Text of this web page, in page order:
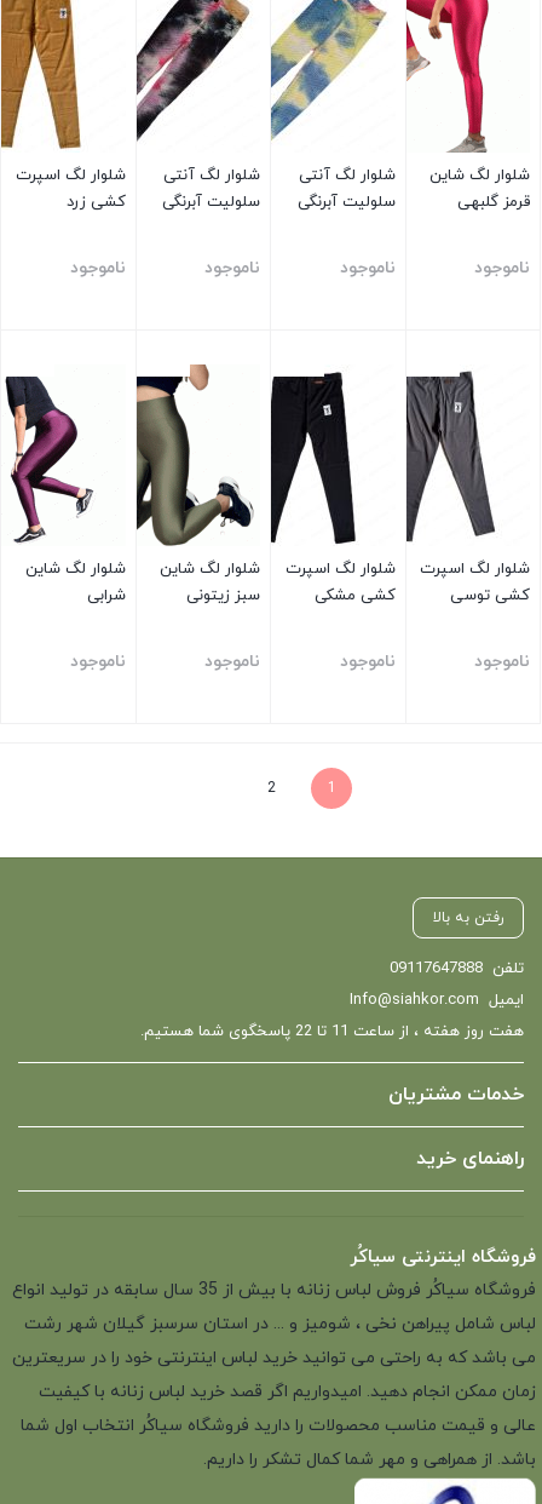
شلوار لگ شاین
قرمز گلبهی
ناموجود
شلوار لگ آنتی
سلولیت آبرنگی
ناموجود
شلوار لگ آنتی
سلولیت آبرنگی
ناموجود
شلوار لگ اسپرت
کشی زرد
ناموجود
شلوار لگ اسپرت
کشی توسی
ناموجود
شلوار لگ اسپرت
کشی مشکی
ناموجود
شلوار لگ شاین
سبز زیتونی
ناموجود
شلوار لگ شاین
شرابی
ناموجود
1
2
رفتن به بالا
تلفن 09117647888
ایمیل Info@siahkor.com
هفت روز هفته ، از ساعت 11 تا 22 پاسخگوی شما هستیم.
خدمات مشتریان
راهنمای خرید
فروشگاه اینترنتی سیاکُر
فروشگاه سیاکُر فروش لباس زنانه با بیش از 35 سال سابقه در تولید انواع
لباس شامل پیراهن نخی ، شومیز و ... در استان سرسبز گیلان شهر رشت
می باشد که به راحتی می توانید خرید لباس اینترنتی خود را در سریعترین
زمان ممکن انجام دهید. امیدواریم اگر قصد خرید لباس زنانه با کیفیت
عالی و قیمت مناسب محصولات را دارید فروشگاه سیاکُر انتخاب اول شما
باشد. از همراهی و مهر شما کمال تشکر را داریم.